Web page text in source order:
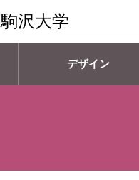
沢大学
デザイン